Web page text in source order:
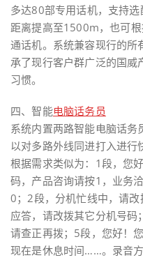
多达80部专用话机，支持
距离提高至1500m，也可
通话机。系统兼容现行的所
承了现行客户群广泛的国威
习惯。
四、智能电脑话务员
系统内置两路智能电脑话务
以对多路外线同进打入进行
根据需求类似为：1段，您
码，产品咨询请按1，业务
0；2段，分机忙线中，请
应答，请改拨其它分机号码
请查正再拨；5段，您好！
现在是休息时间……。录音